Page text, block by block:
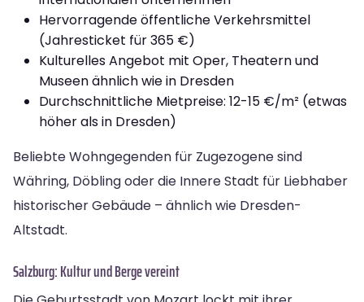
Hervorragende öffentliche Verkehrsmittel
(Jahresticket für 365 €)
Kulturelles Angebot mit Oper, Theatern und
Museen ähnlich wie in Dresden
Durchschnittliche Mietpreise: 12-15 €/m² (etwas
höher als in Dresden)
Beliebte Wohngegenden für Zugezogene sind
Währing, Döbling oder die Innere Stadt für Liebhaber
historischer Gebäude – ähnlich wie Dresden-
Altstadt.
Salzburg: Kultur und Berge vereint